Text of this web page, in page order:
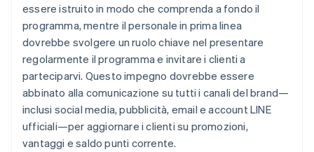
essere istruito in modo che comprenda a fondo il
programma, mentre il personale in prima linea
dovrebbe svolgere un ruolo chiave nel presentare
regolarmente il programma e invitare i clienti a
parteciparvi. Questo impegno dovrebbe essere
abbinato alla comunicazione su tutti i canali del brand—
inclusi social media, pubblicità, email e account LINE
ufficiali—per aggiornare i clienti su promozioni,
vantaggi e saldo punti corrente.